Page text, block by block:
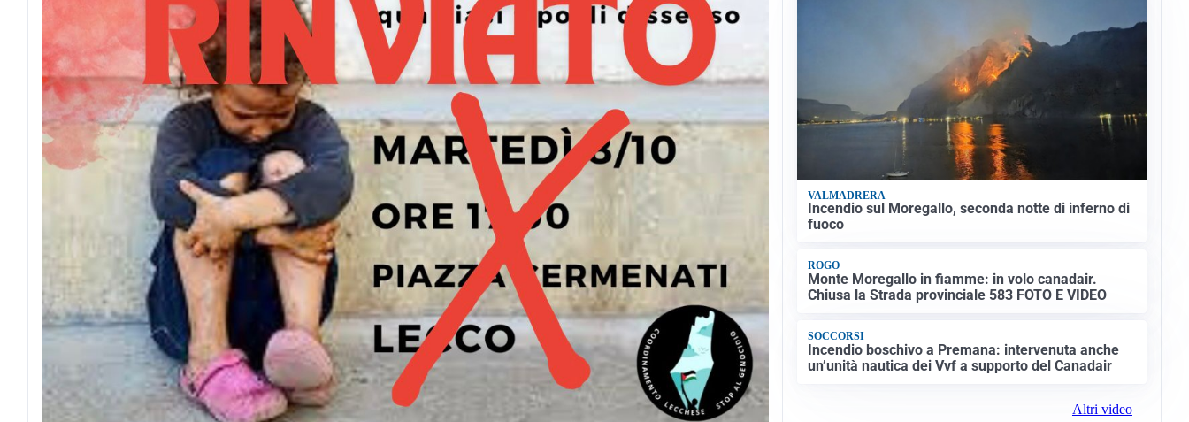
VALMADRERA
Incendio sul Moregallo, seconda notte di inferno di
fuoco
ROGO
Monte Moregallo in fiamme: in volo canadair.
Chiusa la Strada provinciale 583 FOTO E VIDEO
SOCCORSI
Incendio boschivo a Premana: intervenuta anche
un’unità nautica dei Vvf a supporto del Canadair
Altri video